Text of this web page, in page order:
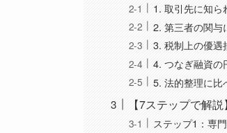
1. 取引先に知ら
2. 第三者の関与
3. 税制上の優遇
4. つなぎ融資の
5. 法的整理に比
【7ステップで解
ステップ1：専